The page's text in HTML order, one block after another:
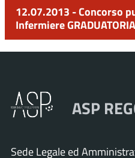
12.07.2013 - Concorso
Infermiere
ASP
Sede Legale ed